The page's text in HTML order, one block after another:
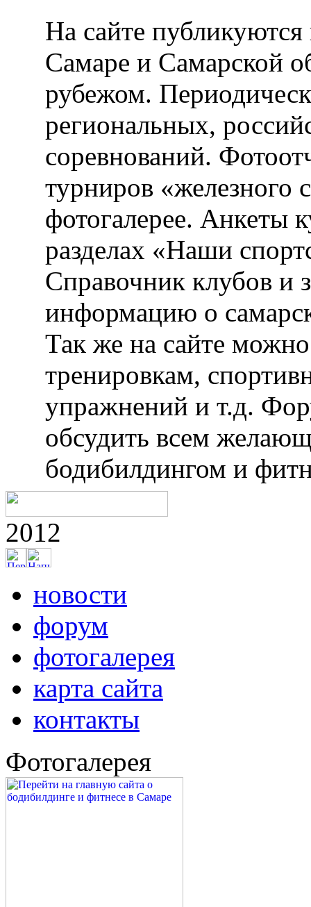
На сайте публикуются
Самаре и Самарской
рубежом.
региональных,
соревнований.
турниров «железного
фотогалерее. Анкеты
разделах «Наши
Справочник клубов и
информацию о
Так же на сайте
тренировкам,
упражнений и т.д.
обсудить всем
бодибилдингом и
2012
новости
форум
фотогалерея
карта сайта
контакты
Фотогалерея